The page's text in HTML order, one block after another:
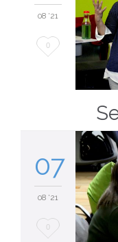
08 '21
Love
0
07
08 '21
Love
0